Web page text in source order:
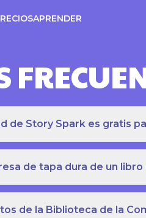
APRENDER
de Story Spark es gratis
de tapa dura de un
de la Biblioteca de la